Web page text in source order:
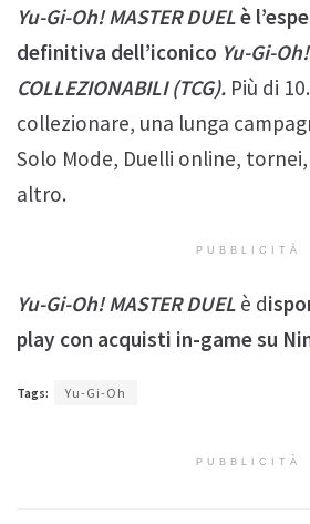
Yu-Gi-Oh! MASTER DUELè
definitiva dell’iconico Yu-Gi-
COLLEZIONABILI (TCG). Più di
collezionare, una lunga
Solo Mode, Duelli online,
altro.
PUBBLICITÀ
Yu-Gi-Oh! MASTER DUEL è d
play con acquisti in-game su
Tags: Yu-Gi-Oh
PUBBLICITÀ